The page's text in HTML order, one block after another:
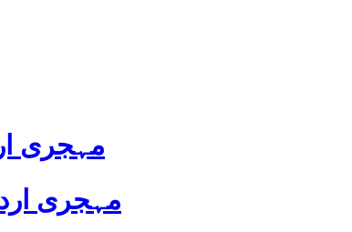
مہجری
مہجری